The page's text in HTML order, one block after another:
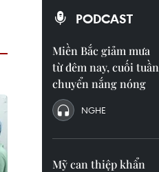
PODCAST
Miền Bắc giảm mưa
từ đêm nay, cuối tuần
chuyển nắng nóng
NGHE
Mỹ can thiệp khẩn